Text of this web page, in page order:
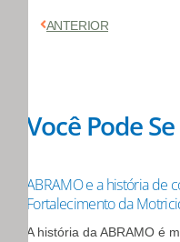
Anterior
ANTERIOR
Você Pode
ABRAMO e a história de
Fortalecimento da
A história da ABRAMO é